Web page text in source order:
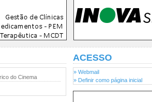
do Cinema
ACESSO
» Webmail
» Definir como página inicial